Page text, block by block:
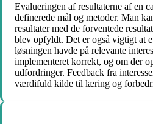
Evalueringen af resultaterne af en
definerede mål og metoder. Man
resultater med de forventede
blev opfyldt. Det er også vigtigt at
løsningen havde på relevante
implementeret korrekt, og om der
udfordringer. Feedback fra
værdifuld kilde til læring og